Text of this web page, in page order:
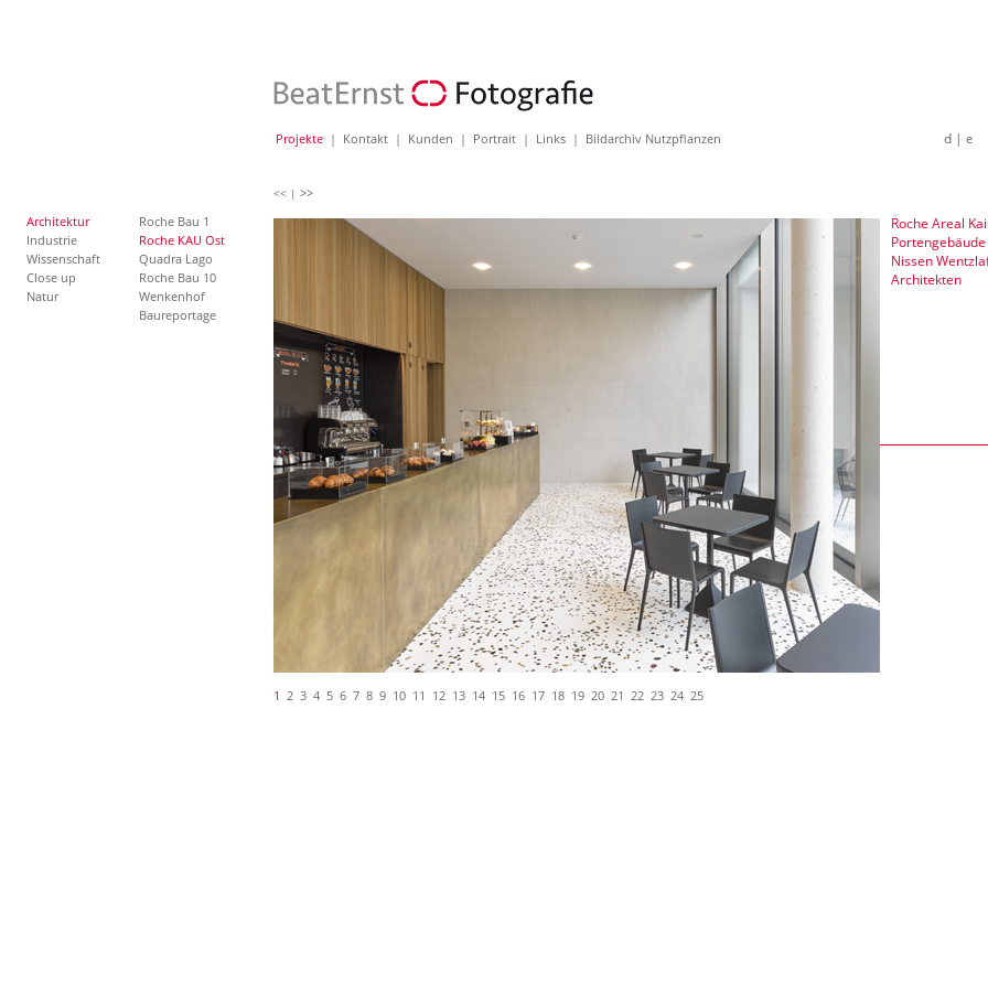
Projekte | Kontakt | Kunden | Portrait | Links | Bildarchiv Nutzpflanzen d | e
Architektur
Industrie
Wissenschaft
Close up
Natur
Roche Bau 1
Roche KAU Ost
Quadra Lago
Roche Bau 10
Wenkenhof
Baureportage
<< | >>
Roche Areal
Portengebäude
Nissen
Architekten
1 2 3 4 5 6 7 8 9 10 11 12 13 14 15 16 17 18 19 20 21 22 23 24 25